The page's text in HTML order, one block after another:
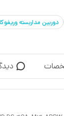
دوربین مداربسته